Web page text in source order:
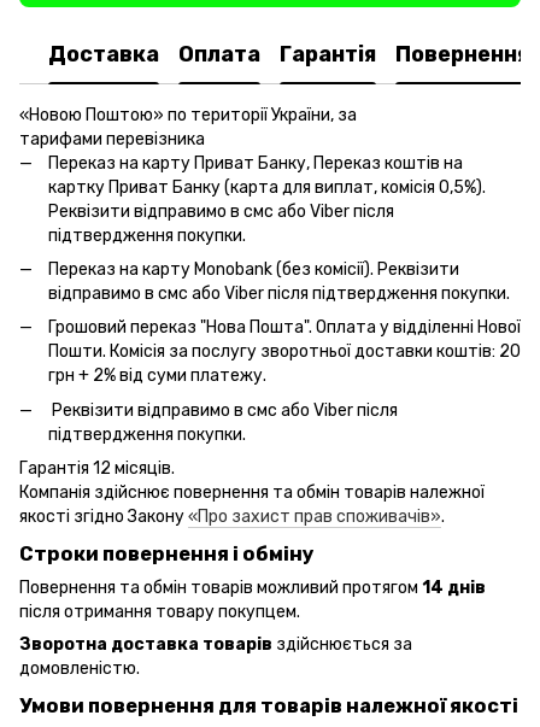
Доставка Оплата Гарантія Повернення
«Новою Поштою» по території України, за
тарифами перевізника
Переказ на карту Приват Банку, Переказ коштів на
картку Приват Банку (карта для виплат, комісія 0,5%).
Реквізити відправимо в смс або Viber після
підтвердження покупки.
Переказ на карту Monobank (без комісії). Реквізити
відправимо в смс або Viber після підтвердження покупки.
Грошовий переказ "Нова Пошта". Оплата у відділенні Нової
Пошти. Комісія за послугу зворотньої доставки коштів: 20
грн + 2% від суми платежу.
Реквізити відправимо в смс або Viber після
підтвердження покупки.
Гарантія 12 місяців.
Компанія здійснює повернення та обмін товарів належної
якості згідно Закону«Про захист прав споживачів».
Строки повернення і обміну
Повернення та обмін товарів можливий протягом 14 днів
після отримання товару покупцем.
Зворотна доставка товарів здійснюється за
домовленістю.
Умови повернення для товарів належної якості